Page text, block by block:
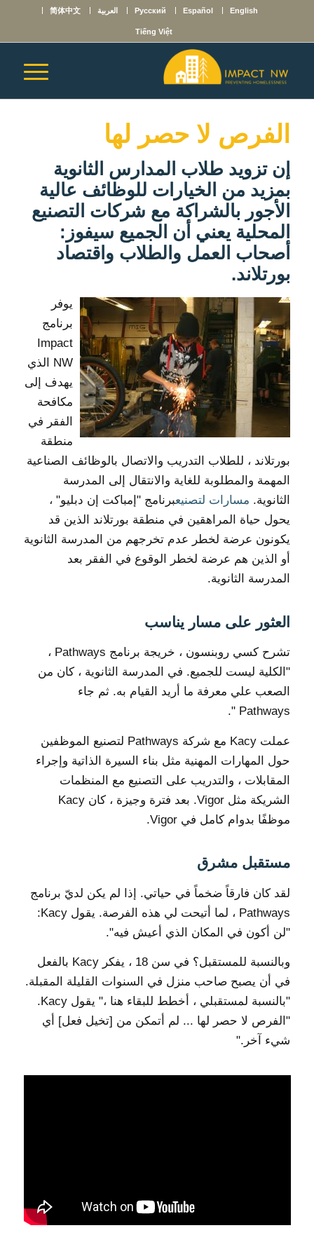
English
Español
Русский العربية 简体中文
Tiếng Việt
الفرص لا حصر لها
إن تزويد طلاب المدارس الثانوية
بمزيد من الخيارات للوظائف عالية
الأجور بالشراكة مع شركات التصنيع
المحلية يعني أن الجميع سيفوز:
أصحاب العمل والطلاب واقتصاد
بورتلاند.
يوفر
برنامج
Impact
NW الذي
يهدف إلى
مكافحة
الفقر في
منطقة
بورتلاند ، للطلاب التدريب والاتصال بالوظائف الصناعية
المهمة والمطلوبة للغاية والانتقال إلى المدرسة
الثانوية. مسارات لتصنيعبرنامج "إمباكت إن دبليو" ،
يحول حياة المراهقين في منطقة بورتلاند الذين قد
يكونون عرضة لخطر عدم تخرجهم من المدرسة الثانوية
أو الذين هم عرضة لخطر الوقوع في الفقر بعد
المدرسة الثانوية.
العثور على مسار يناسب
تشرح كسي روبنسون ، خريجة برنامج Pathways ،
"الكلية ليست للجميع. في المدرسة الثانوية ، كان من
الصعب علي معرفة ما أريد القيام به. ثم جاء
Pathways ".
عملت Kacy مع شركة Pathways لتصنيع الموظفين
حول المهارات المهنية مثل بناء السيرة الذاتية وإجراء
المقابلات ، والتدريب على التصنيع مع المنظمات
الشريكة مثل Vigor. بعد فترة وجيزة ، كان Kacy
موظفًا بدوام كامل في Vigor.
مستقبل مشرق
لقد كان فارقاً ضخماً في حياتي. إذا لم يكن لديّ برنامج
Pathways ، لما أتيحت لي هذه الفرصة. يقول Kacy:
"لن أكون في المكان الذي أعيش فيه".
وبالنسبة للمستقبل؟ في سن 18 ، يفكر Kacy بالفعل
في أن يصبح صاحب منزل في السنوات القليلة المقبلة.
"بالنسبة لمستقبلي ، أخطط للبقاء هنا ،" يقول Kacy.
"الفرص لا حصر لها ... لم أتمكن من [تخيل فعل] أي
شيء آخر."